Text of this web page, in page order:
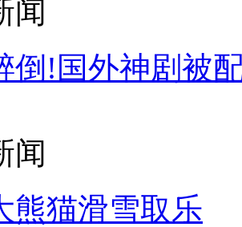
闻
倒!国外神剧被
闻
熊猫滑雪取乐